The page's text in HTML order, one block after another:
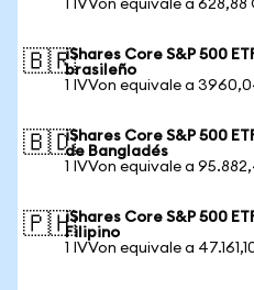
1 IVVon equivale a 628,88
🇧🇷iShares Core S&P 500
brasileño
1 IVVon equivale a
🇧🇩iShares Core S&P 500
de Bangladés
1 IVVon equivale a
🇵🇭iShares Core S&P 500
Filipino
1 IVVon equivale a